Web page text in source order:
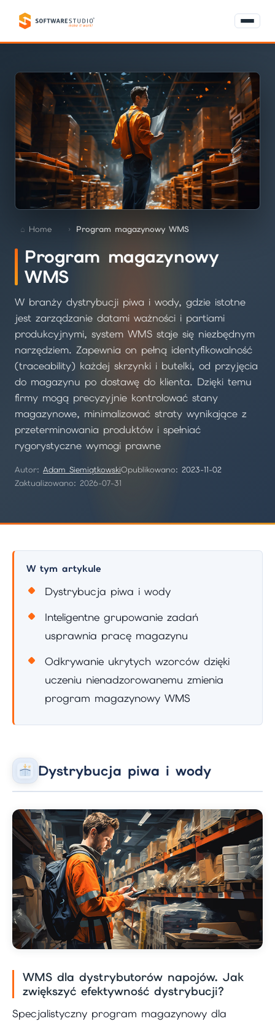
Home Program magazynowy WMS
Program magazynowy
WMS
W branży dystrybucji piwa i wody, gdzie istotne
jest zarządzanie datami ważności i partiami
produkcyjnymi, system WMS staje się niezbędnym
narzędziem. Zapewnia on pełną identyfikowalność
(traceability) każdej skrzynki i butelki, od przyjęcia
do magazynu po dostawę do klienta. Dzięki temu
firmy mogą precyzyjnie kontrolować stany
magazynowe, minimalizować straty wynikające z
przeterminowania produktów i spełniać
rygorystyczne wymogi prawne
Autor: Adam SiemiątkowskiOpublikowano: 2023-11-02
Zaktualizowano: 2026-07-31
W tym artykule
Dystrybucja piwa i wody
Inteligentne grupowanie zadań
usprawnia pracę magazynu
Odkrywanie ukrytych wzorców dzięki
uczeniu nienadzorowanemu zmienia
program magazynowy WMS
Dystrybucja piwa i wody
WMS dla dystrybutorów napojów. Jak
zwiększyć efektywność dystrybucji?
Specjalistyczny program magazynowy dla